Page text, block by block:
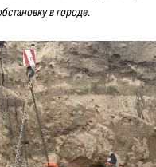
в городе.